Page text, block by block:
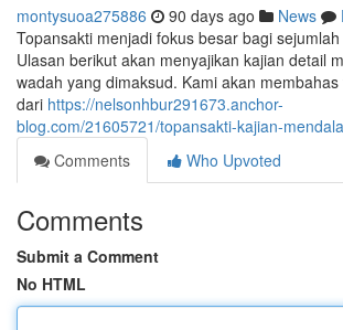
montysuoa275886 90 days ago News
Topansakti menjadi fokus besar bagi
Ulasan berikut akan menyajikan kajian detail
wadah yang dimaksud. Kami akan
dari https://nelsonhbur291673.anchor-
blog.com/21605721/topansakti-kajian-
Comments
Who Upvoted
Comments
Submit a Comment
No HTML